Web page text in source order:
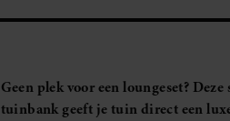
Geen plek voor een loungeset?
tuinbank geeft je tuin direct een